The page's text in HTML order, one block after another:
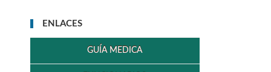
ENLACES
GUÍA MEDICA